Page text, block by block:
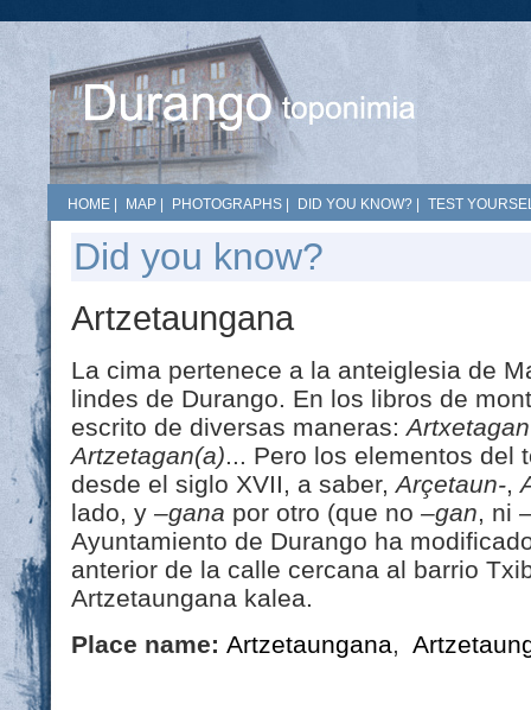
HOME MAP PHOTOGRAPHS DID YOU KNOW? TEST
Did you know?
Artzetaungana
La cima pertenece a la anteiglesia de
lindes de Durango. En los libros de
escrito de diversas maneras:
Artzetagan(a)... Pero los elementos del
desde el siglo XVII, a saber,Arçetaun-,
lado, y –gana por otro (que no –gan, ni
Ayuntamiento de Durango ha
anterior de la calle cercana al barrio
Artzetaungana kalea.
Place name: Artzetaungana,